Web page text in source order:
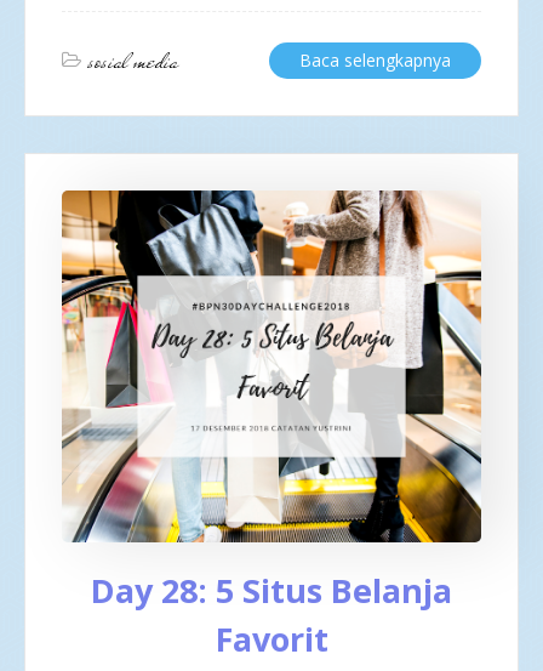
sosial media Baca selengkapnya
Day 28: 5 Situs Belanja
Favorit